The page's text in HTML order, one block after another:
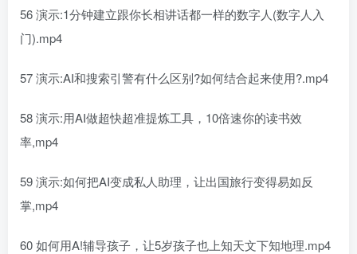
56 演示:1分钟建立跟你长相讲话都一样的数字人(数字人入
门).mp4
57 演示:AI和搜索引警有什么区别?如何结合起来使用?.mp4
58 演示:用AI做超快超准提炼工具，10倍速你的读书效
率,mp4
59 演示:如何把AI变成私人助理，让出国旅行变得易如反
掌,mp4
60 如何用A!辅导孩子，让5岁孩子也上知天文下知地理.mp4